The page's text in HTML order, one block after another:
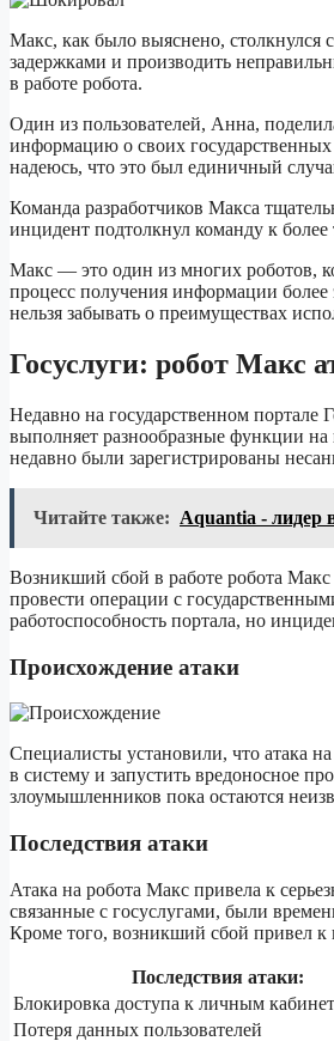
Макс, как было выяснено, столкнулся
задержками и производить
в работе робота.
Один из пользователей, Анна,
информацию о своих
надеюсь, что это был единичный
Команда разработчиков Макса
инцидент подтолкнул команду к
Макс — это один из многих роботов,
процесс получения информации
нельзя забывать о преимуществах
Госуслуги: робот Макс
Недавно на государственном
выполняет разнообразные функции на
недавно были зарегистрированы
Читайте также: Aquantia - лидер
Возникший сбой в работе робота
провести операции с
работоспособность портала, но
Происхождение атаки
Специалисты установили, что атака
в систему и запустить вредоносное
злоумышленников пока остаются
Последствия атаки
Атака на робота Макс привела к
связанные с госуслугами, были
Кроме того, возникший сбой привел к
Последствия атаки:
Блокировка доступа к личным
Потеря данных пользователей